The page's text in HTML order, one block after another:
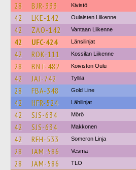
28 BJR-333 Kivistö
42 LKE-142 Oulaisten Liikenne
42 ZAO-142 Vantaan Liikenne
42 UFC-424 Länsilinjat
42 ROK-111 Kossilan Liikenne
28 BNT-482 Koiviston Oulu
42 JAJ-742 Tyllilä
28 FBA-348 Gold Line
42 HFR-524 Lähilinjat
42 SJS-634 Mörö
42 SJS-634 Makkonen
42 RFH-533 Someron Linja
28 JAM-586 Vesma
28 JAM-586 TLO